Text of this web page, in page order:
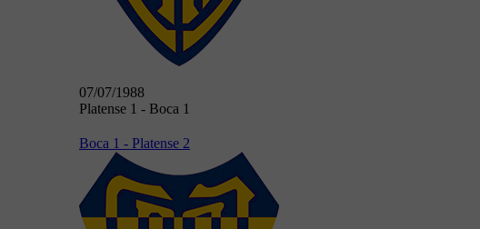
07/07/1988
Platense 1 - Boca 1
Boca 1 - Platense 2